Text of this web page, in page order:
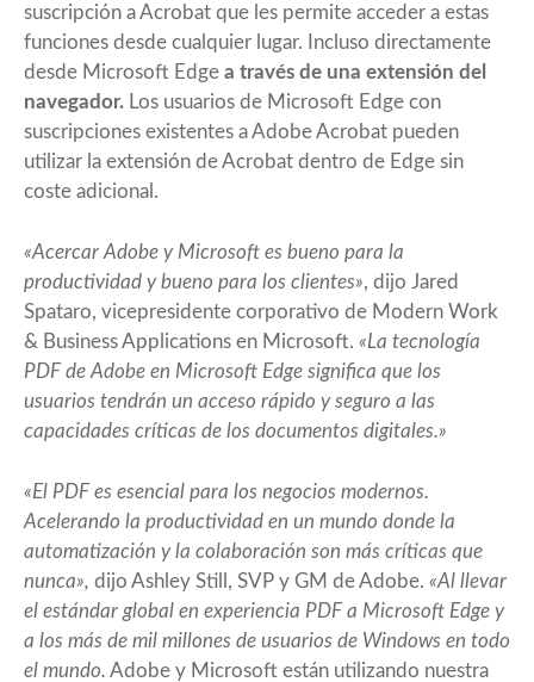
suscripción a Acrobat que les permite acceder a estas
funciones desde cualquier lugar. Incluso directamente
desde Microsoft Edge a través de una extensión del
navegador. Los usuarios de Microsoft Edge con
suscripciones existentes a Adobe Acrobat pueden
utilizar la extensión de Acrobat dentro de Edge sin
coste adicional.
«Acercar Adobe y Microsoft es bueno para la
productividad y bueno para los clientes», dijo Jared
Spataro, vicepresidente corporativo de Modern Work
& Business Applications en Microsoft. «La tecnología
PDF de Adobe en Microsoft Edge significa que los
usuarios tendrán un acceso rápido y seguro a las
capacidades críticas de los documentos digitales.»
«El PDF es esencial para los negocios modernos.
Acelerando la productividad en un mundo donde la
automatización y la colaboración son más críticas que
nunca», dijo Ashley Still, SVP y GM de Adobe. «Al llevar
el estándar global en experiencia PDF a Microsoft Edge y
a los más de mil millones de usuarios de Windows en todo
el mundo. Adobe y Microsoft están utilizando nuestra